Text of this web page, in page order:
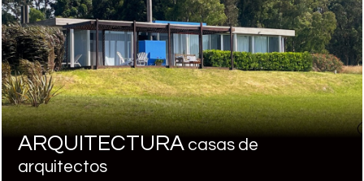
ARQUITECTURA casas de
arquitectos